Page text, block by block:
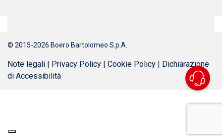
© 2015-2026 Boero Bartolomeo S.p.A.
Note legali | Privacy Policy | Cookie Policy | Dichiarazione
di Accessibilità